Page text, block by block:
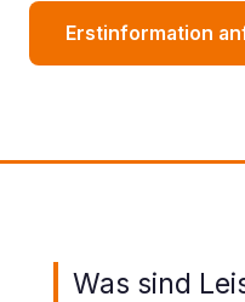
Erstinformation
Was sind